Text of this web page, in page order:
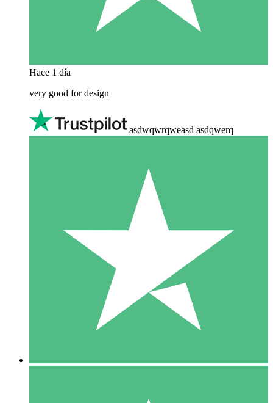
Hace 1 día
very good for design
asdwqwrqweasd asdqwerq